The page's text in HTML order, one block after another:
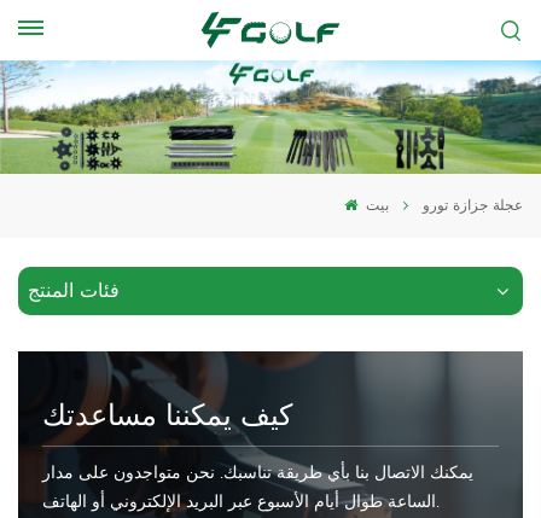
بيت عجلة جزازة تورو
فئات المنتج
كيف يمكننا مساعدتك
يمكنك الاتصال بنا بأي طريقة تناسبك. نحن متواجدون على مدار
الساعة طوال أيام الأسبوع عبر البريد الإلكتروني أو الهاتف.